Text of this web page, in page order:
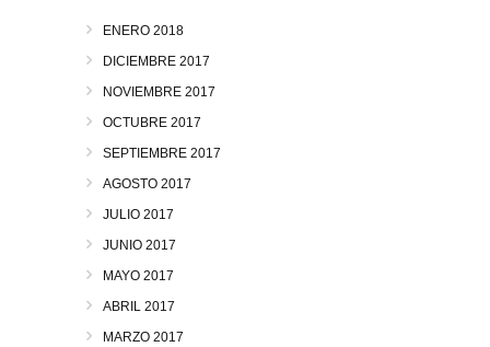
ENERO 2018
DICIEMBRE 2017
NOVIEMBRE 2017
OCTUBRE 2017
SEPTIEMBRE 2017
AGOSTO 2017
JULIO 2017
JUNIO 2017
MAYO 2017
ABRIL 2017
MARZO 2017